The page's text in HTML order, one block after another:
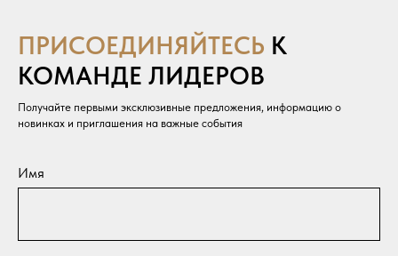
ПРИСОЕДИНЯЙТЕСЬ К
КОМАНДЕ ЛИДЕРОВ
Получайте первыми эксклюзивные предложения, информацию о
новинках и приглашения на важные события
Имя